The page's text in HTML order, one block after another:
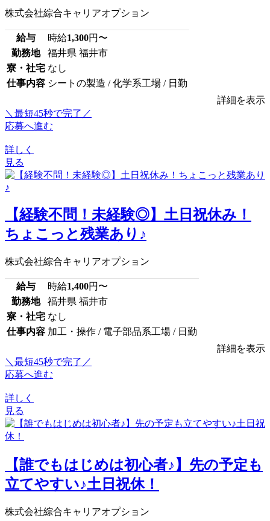
株式会社綜合キャリアオプション
給与 時給1,300円〜
勤務地
福井県 福井市
寮・社宅 なし
仕事内容 シートの製造 / 化学系工場 / 日勤
詳細を表示
＼最短45秒で完了／
応募へ進む
詳しく
見る
【経験不問！未経験◎】土日祝休み！
ちょこっと残業あり♪
株式会社綜合キャリアオプション
給与 時給1,400円〜
勤務地
福井県 福井市
寮・社宅 なし
仕事内容 加工・操作 / 電子部品系工場 / 日勤
詳細を表示
＼最短45秒で完了／
応募へ進む
詳しく
見る
【誰でもはじめは初心者♪】先の予定も
立てやすい♪土日祝休！
株式会社綜合キャリアオプション